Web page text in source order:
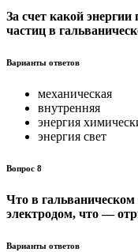
За счет какой
ча­стиц в
Варианты ответов
механическая
внутренняя
энергия
энергия свет
Вопрос 8
Что в
элек­тродом, что —
Варианты ответов